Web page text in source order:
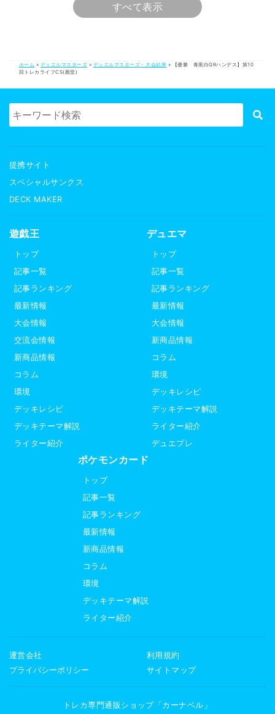
すべて表示
ホーム » デュエルマスターズ » デュエルマスターズ - 大会結果 »
【優勝 青黒白GRハンデス】第10
回トレカライフCS(殿堂)
提携サイト
スペシャルサンクス
DECK MAKER
遊戯王
トップ
記事一覧
記事ランキング
最新情報
大会情報
交流会情報
新商品情報
コラム
環境
デッキレシピ
デッキテーマ解説
ライター紹介
デュエマ
トップ
記事一覧
記事ランキング
最新情報
大会情報
新商品情報
コラム
環境
デッキレシピ
デッキテーマ解説
ライター紹介
デュエプレ
ポケモンカード
トップ
記事一覧
記事ランキング
最新情報
新商品情報
コラム
環境
デッキテーマ解説
ライター紹介
運営会社
利用規約
プライバシーポリシー
サイトマップ
トレカ専門通販ショップ「カーナベル」